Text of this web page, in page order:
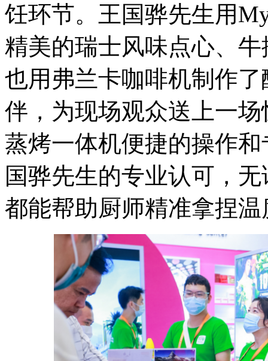
饪环节。王国骅先生用
精美的瑞士风味点心、
也用弗兰卡咖啡机制作
伴，为现场观众送上一
蒸烤一体机便捷的操作
国骅先生的专业认可，
都能帮助厨师精准拿捏